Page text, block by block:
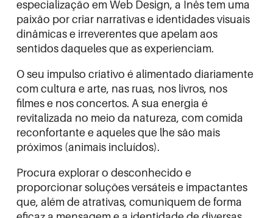
especialização em Web Design, a Inês tem uma
paixão por criar narrativas e identidades visuais
dinâmicas e irreverentes que apelam aos
sentidos daqueles que as experienciam.
O seu impulso criativo é alimentado diariamente
com cultura e arte, nas ruas, nos livros, nos
filmes e nos concertos. A sua energia é
revitalizada no meio da natureza, com comida
reconfortante e aqueles que lhe são mais
próximos (animais incluídos).
Procura explorar o desconhecido e
proporcionar soluções versáteis e impactantes
que, além de atrativas, comuniquem de forma